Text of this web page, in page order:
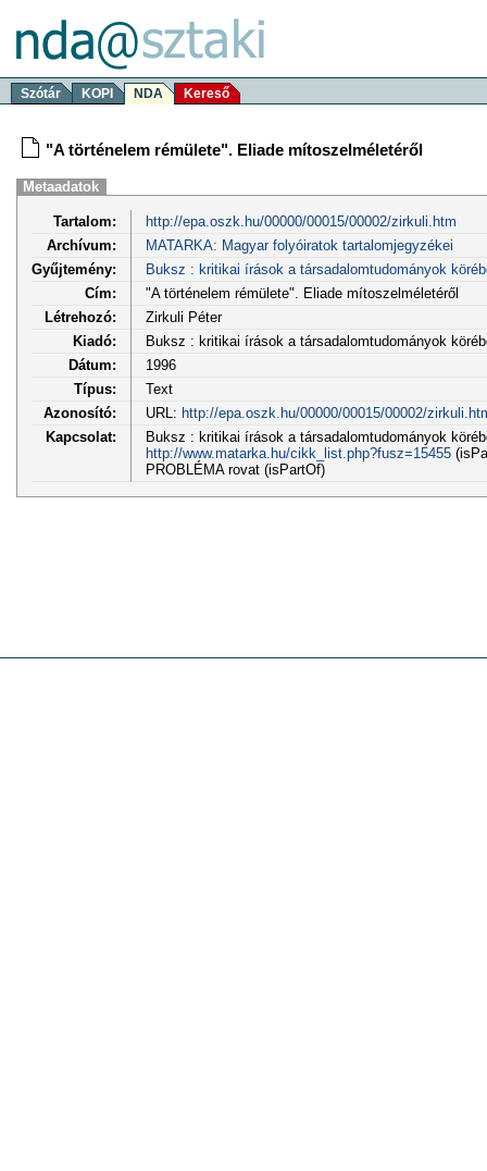
Szótár KOPI NDA Kereső
"A történelem rémülete". Eliade mítoszelméletéről
Metaadatok
Tartalom:
http://epa.oszk.hu/00000/00015/00002/zirkuli.htm
Archívum:
MATARKA: Magyar folyóiratok tartalomjegyzékei
Gyűjtemény:
Buksz : kritikai írások a társadalomtudományok
Cím:
"A történelem rémülete". Eliade mítoszelméletéről
Létrehozó:
Zirkuli Péter
Kiadó:
Buksz : kritikai írások a társadalomtudományok
Dátum:
1996
Típus:
Text
Azonosító:
URL: http://epa.oszk.hu/00000/00015/00002/
Kapcsolat:
Buksz : kritikai írások a társadalomtudományok
http://www.matarka.hu/cikk_list.php?fusz=15455
PROBLÉMA rovat (isPartOf)